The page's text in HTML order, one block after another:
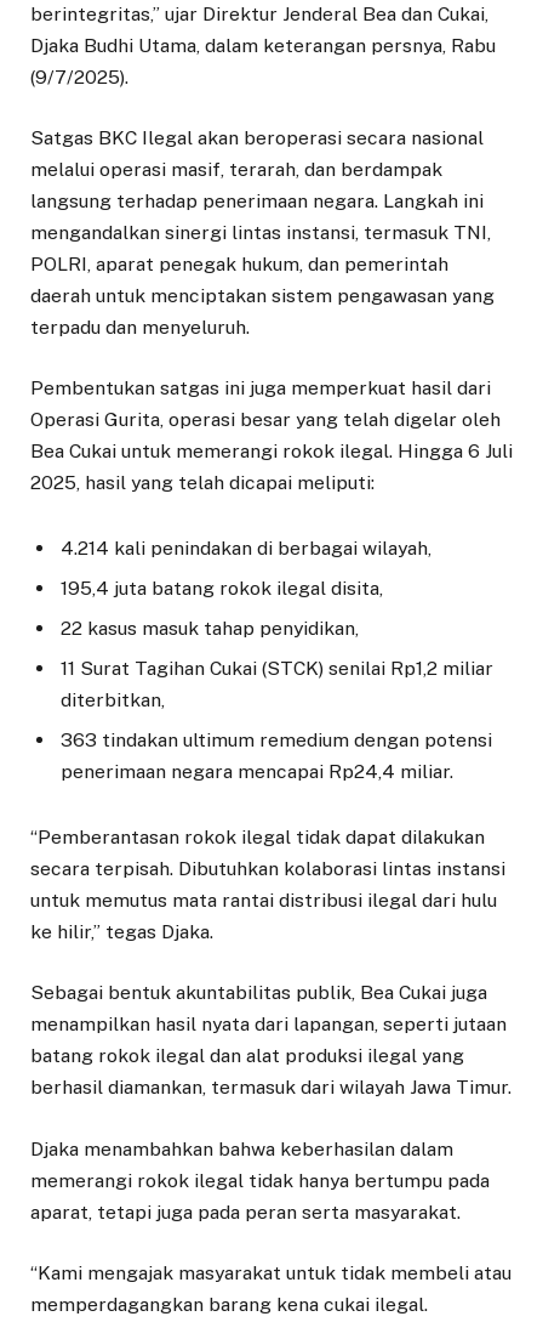
berintegritas,” ujar Direktur Jenderal Bea dan Cukai,
Djaka Budhi Utama, dalam keterangan persnya, Rabu
(9/7/2025).
Satgas BKC Ilegal akan beroperasi secara nasional
melalui operasi masif, terarah, dan berdampak
langsung terhadap penerimaan negara. Langkah ini
mengandalkan sinergi lintas instansi, termasuk TNI,
POLRI, aparat penegak hukum, dan pemerintah
daerah untuk menciptakan sistem pengawasan yang
terpadu dan menyeluruh.
Pembentukan satgas ini juga memperkuat hasil dari
Operasi Gurita, operasi besar yang telah digelar oleh
Bea Cukai untuk memerangi rokok ilegal. Hingga 6 Juli
2025, hasil yang telah dicapai meliputi:
4.214 kali penindakan di berbagai wilayah,
195,4 juta batang rokok ilegal disita,
22 kasus masuk tahap penyidikan,
11 Surat Tagihan Cukai (STCK) senilai Rp1,2 miliar
diterbitkan,
363 tindakan ultimum remedium dengan potensi
penerimaan negara mencapai Rp24,4 miliar.
“Pemberantasan rokok ilegal tidak dapat dilakukan
secara terpisah. Dibutuhkan kolaborasi lintas instansi
untuk memutus mata rantai distribusi ilegal dari hulu
ke hilir,” tegas Djaka.
Sebagai bentuk akuntabilitas publik, Bea Cukai juga
menampilkan hasil nyata dari lapangan, seperti jutaan
batang rokok ilegal dan alat produksi ilegal yang
berhasil diamankan, termasuk dari wilayah Jawa Timur.
Djaka menambahkan bahwa keberhasilan dalam
memerangi rokok ilegal tidak hanya bertumpu pada
aparat, tetapi juga pada peran serta masyarakat.
“Kami mengajak masyarakat untuk tidak membeli atau
memperdagangkan barang kena cukai ilegal.